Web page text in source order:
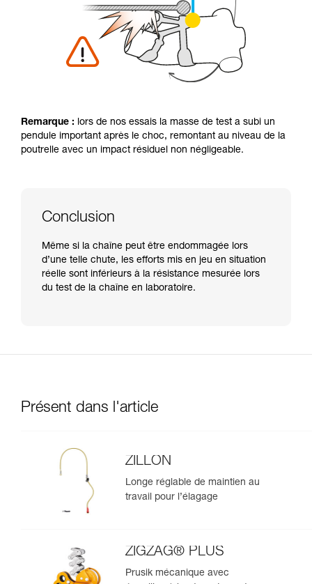
Remarque : lors de nos essais la masse de test a subi un
pendule important après le choc, remontant au niveau de la
poutrelle avec un impact résiduel non négligeable.
Conclusion
Même si la chaîne peut être endommagée lors
d’une telle chute, les efforts mis en jeu en situation
réelle sont inférieurs à la résistance mesurée lors
du test de la chaîne en laboratoire.
Présent dans l'article
ZILLON
Longe réglable de maintien au
travail pour l’élagage
ZIGZAG® PLUS
Prusik mécanique avec